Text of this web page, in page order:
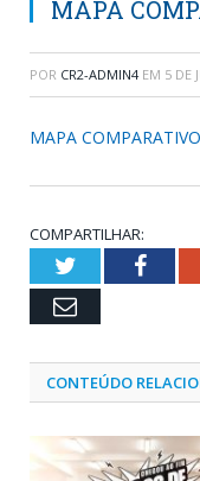
MAPA
POR CR2-ADMIN4 EM 5 DE
MAPA
COMPARTILHAR:
Twitter
Email
CONTEÚDO